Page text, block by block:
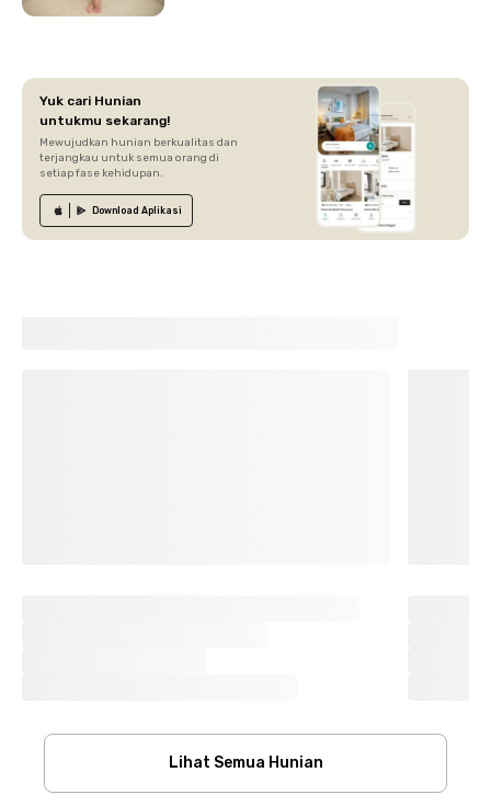
Yuk cari Hunian
untukmu sekarang!
Mewujudkan hunian berkualitas dan
terjangkau untuk semua orang di
setiap fase kehidupan.
Download Aplikasi
Lihat Semua Hunian